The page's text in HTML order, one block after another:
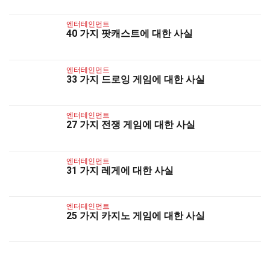
엔터테인먼트
40 가지 팟캐스트에 대한 사실
엔터테인먼트
33 가지 드로잉 게임에 대한 사실
엔터테인먼트
27 가지 전쟁 게임에 대한 사실
엔터테인먼트
31 가지 레게에 대한 사실
엔터테인먼트
25 가지 카지노 게임에 대한 사실